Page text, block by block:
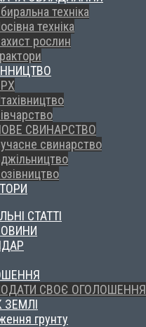
техніка
техніка
рослин
СВИНАРСТВО
свинарство
СТАТТІ
СВОЄ ОГОЛОШЕННЯ
ЗЕМЛІ
грунту